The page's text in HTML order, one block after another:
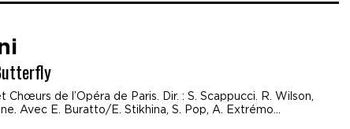
Chœurs de l’Opéra de Paris. Dir. : S. Scappucci. R. Wilson,
Avec E. Buratto/E. Stikhina, S. Pop, A. Extrémo...